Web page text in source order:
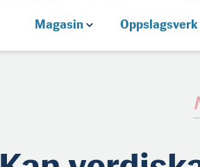
Magasin Oppslagsverk